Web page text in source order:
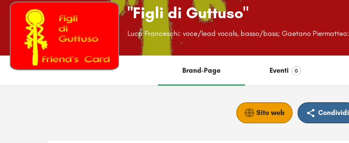
"Figli di Guttuso"
Brand-Page Eventi 0
Sito web Condividi